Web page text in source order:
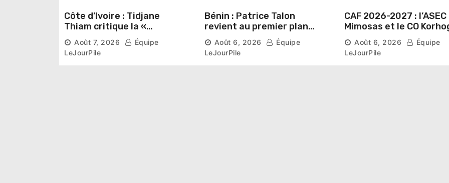
Côte d’Ivoire : Tidjane
Thiam critique la «
judiciarisation » de la
politique et appelle à
poursuivre l’apaisement
Août 7, 2026
Équipe
LeJourPile
Bénin : Patrice Talon
revient au premier plan
institutionnel comme
premier président du Sénat
Août 6, 2026
Équipe
LeJourPile
CAF 2026-2027 : l’ASEC
Mimosas et le CO
connaissent leur route
la phase de groupes
Août 6, 2026
Équipe
LeJourPile